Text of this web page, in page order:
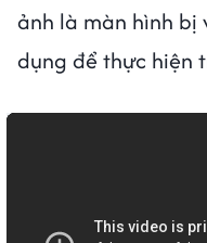
ảnh là màn hình bị
dụng để thực hiện